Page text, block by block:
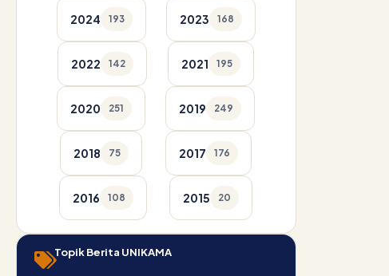
2024 193 2023 168
2022 142 2021 195
2020 251 2019 249
2018 75 2017 176
2016 108 2015 20
Topik Berita UNIKAMA